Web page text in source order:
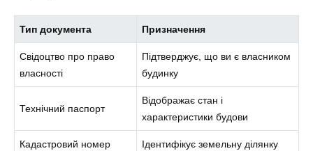
Тип документа Призначення
Свідоцтво про право
власності
Підтверджує, що ви є власником
будинку
Технічний паспорт
Відображає стан і
характеристики будови
Кадастровий номер Ідентифікує земельну ділянку